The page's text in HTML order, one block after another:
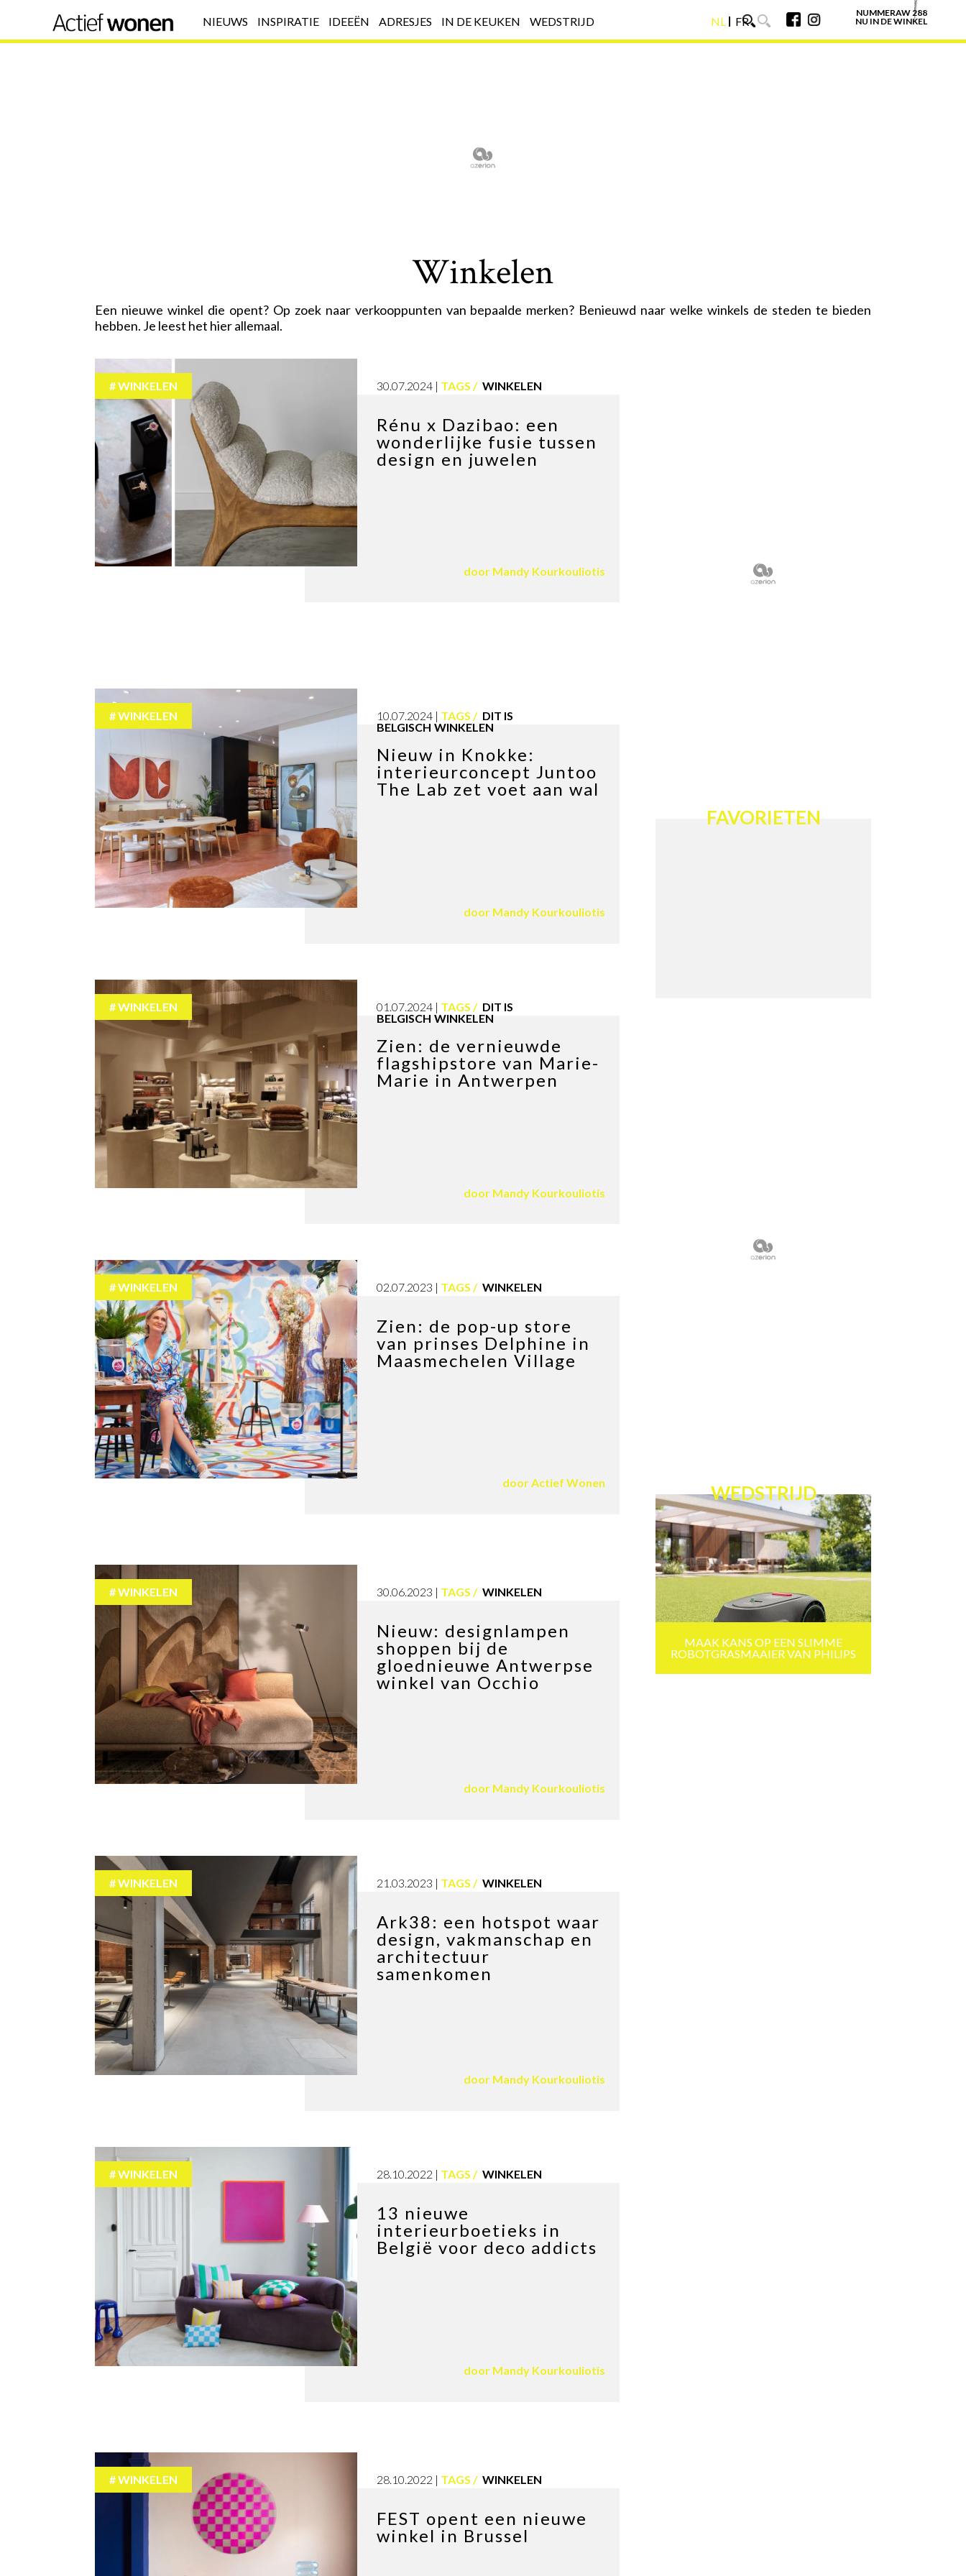
NIEUWS INSPIRATIE IDEEËN ADRESJES IN DE KEUKEN WEDSTRIJD
NL
FR
NUMMERAW 288
NU IN DE WINKEL
Winkelen
Een nieuwe winkel die opent? Op zoek naar verkooppunten van bepaalde merken? Benieuwd naar welke winkels de steden te bieden
hebben. Je leest het hier allemaal.
WINKELEN 30.07.2024 TAGS WINKELEN
Rénu x Dazibao: een
wonderlijke fusie tussen
design en juwelen
door Mandy Kourkouliotis
WINKELEN 10.07.2024 TAGS
DIT IS
BELGISCH WINKELEN
Nieuw in Knokke:
interieurconcept Juntoo
The Lab zet voet aan wal
door Mandy Kourkouliotis
WINKELEN 01.07.2024 TAGS
DIT IS
BELGISCH WINKELEN
Zien: de vernieuwde
flagshipstore van Marie-
Marie in Antwerpen
door Mandy Kourkouliotis
WINKELEN 02.07.2023 TAGS WINKELEN
Zien: de pop-up store
van prinses Delphine in
Maasmechelen Village
doorActief Wonen
WINKELEN 30.06.2023 TAGS WINKELEN
Nieuw: designlampen
shoppen bij de
gloednieuwe Antwerpse
winkel van Occhio
door Mandy Kourkouliotis
WINKELEN 21.03.2023 TAGS WINKELEN
Ark38: een hotspot waar
design, vakmanschap en
architectuur
samenkomen
door Mandy Kourkouliotis
WINKELEN 28.10.2022 TAGS WINKELEN
13 nieuwe
interieurboetieks in
België voor deco addicts
door Mandy Kourkouliotis
WINKELEN 28.10.2022 TAGS WINKELEN
FEST opent een nieuwe
winkel in Brussel
FAVORIETEN
WEDSTRIJD
MAAK KANS OP EEN SLIMME
ROBOTGRASMAAIER VAN PHILIPS